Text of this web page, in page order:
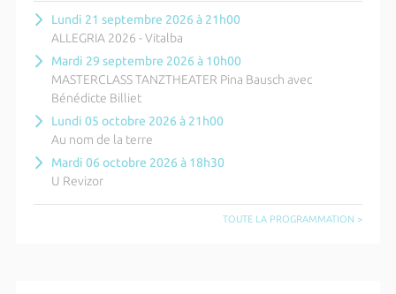
Lundi 21 septembre 2026 à 21h00
ALLEGRIA 2026 - Vitalba
Mardi 29 septembre 2026 à 10h00
MASTERCLASS TANZTHEATER Pina Bausch avec
Bénédicte Billiet
Lundi 05 octobre 2026 à 21h00
Au nom de la terre
Mardi 06 octobre 2026 à 18h30
U Revizor
TOUTE LA PROGRAMMATION >